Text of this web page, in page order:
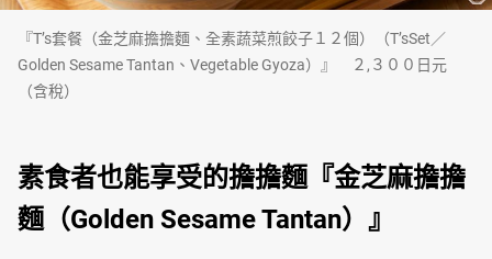
『T’s套餐（金芝麻擔擔麵、全素蔬菜煎餃子１２個）（T’sSet／
Golden Sesame Tantan、Vegetable Gyoza）』 ２,３００日元
（含稅）
素食者也能享受的擔擔麵『金芝麻擔擔
麵（Golden Sesame Tantan）』